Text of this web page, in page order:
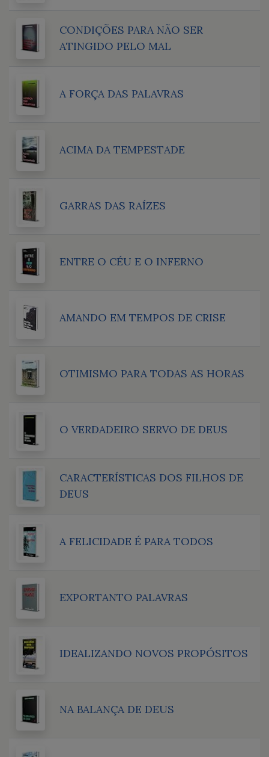
CONDIÇÕES PARA NÃO SER
ATINGIDO PELO MAL
A FORÇA DAS PALAVRAS
ACIMA DA TEMPESTADE
GARRAS DAS RAÍZES
ENTRE O CÉU E O INFERNO
AMANDO EM TEMPOS DE CRISE
OTIMISMO PARA TODAS AS HORAS
O VERDADEIRO SERVO DE DEUS
CARACTERÍSTICAS DOS FILHOS DE
DEUS
A FELICIDADE É PARA TODOS
EXPORTANTO PALAVRAS
IDEALIZANDO NOVOS PROPÓSITOS
NA BALANÇA DE DEUS